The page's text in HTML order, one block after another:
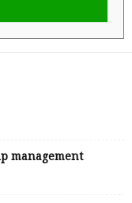
management